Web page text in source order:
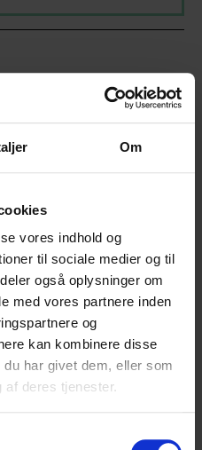
Om
vores indhold og
til sociale medier og til
også oplysninger om
med vores partnere inden
og
kan kombinere disse
har givet dem, eller som
af deres tjenester.
side?
formular, så